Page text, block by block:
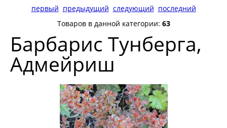
первый предыдущий следующий последний
Товаров в данной категории: 63
Барбарис Тунберга,
Адмейриш